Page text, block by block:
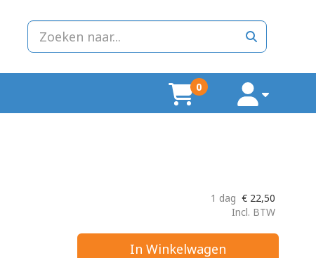
zoeken
winkelwagen
0
account
1 dag € 22,50
Incl. BTW
In Winkelwagen